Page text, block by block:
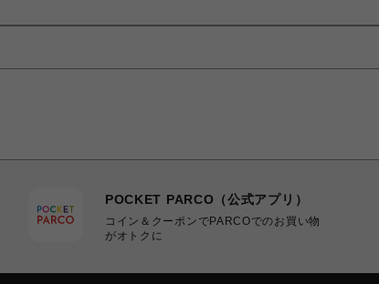
POCKET PARCO（公式アプリ）
コイン＆クーポンでPARCOでのお買い物
がオトクに